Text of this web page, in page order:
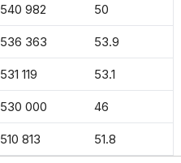
540 982 50
536 363 53.9
531 119 53.1
530 000 46
510 813 51.8